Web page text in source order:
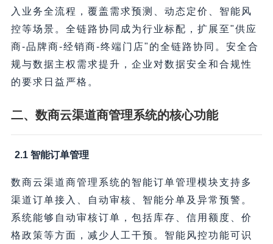
入业务全流程，覆盖需求预测、动态定价、智能风
控等场景。全链路协同成为行业标配，扩展至"供应
商-品牌商-经销商-终端门店"的全链路协同。安全合
规与数据主权需求提升，企业对数据安全和合规性
的要求日益严格。
二、数商云渠道商管理系统的核心功能
2.1 智能订单管理
数商云渠道商管理系统的智能订单管理模块支持多
渠道订单接入、自动审核、智能分单及异常预警。
系统能够自动审核订单，包括库存、信用额度、价
格政策等方面，减少人工干预。智能风控功能可识